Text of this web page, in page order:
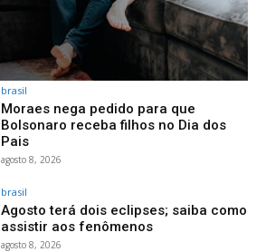
brasil
Moraes nega pedido para que
Bolsonaro receba filhos no Dia dos
Pais
agosto 8, 2026
brasil
Agosto terá dois eclipses; saiba como
assistir aos fenômenos
agosto 8, 2026